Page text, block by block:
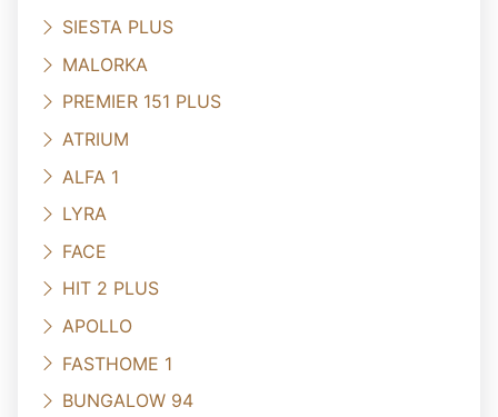
SIESTA PLUS
MALORKA
PREMIER 151 PLUS
ATRIUM
ALFA 1
LYRA
FACE
HIT 2 PLUS
APOLLO
FASTHOME 1
BUNGALOW 94